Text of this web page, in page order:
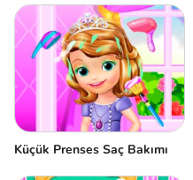
Küçük Prenses Saç Bakımı